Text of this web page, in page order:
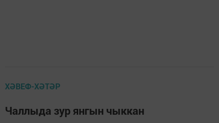
ХӘВЕФ-ХӘТӘР
Чаллыда зур янгын чыккан